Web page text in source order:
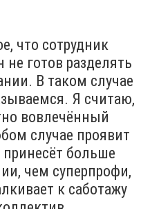
что сотрудник
готов разделять
В таком случае
Я считаю,
вовлечённый
случае проявит
больше
чем суперпрофи,
к саботажу